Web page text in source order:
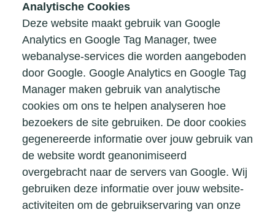
Analytische Cookies
Deze website maakt gebruik van Google
Analytics en Google Tag Manager, twee
webanalyse-services die worden aangeboden
door Google. Google Analytics en Google Tag
Manager maken gebruik van analytische
cookies om ons te helpen analyseren hoe
bezoekers de site gebruiken. De door cookies
gegenereerde informatie over jouw gebruik van
de website wordt geanonimiseerd
overgebracht naar de servers van Google. Wij
gebruiken deze informatie over jouw website-
activiteiten om de gebruikservaring van onze